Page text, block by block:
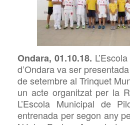
Ondara, 01.10.18. L’Escola
d’Ondarava ser
de setembre al Trinquet
un acte organitzat per la
L’Escola Municipal de
entrenada per segon any